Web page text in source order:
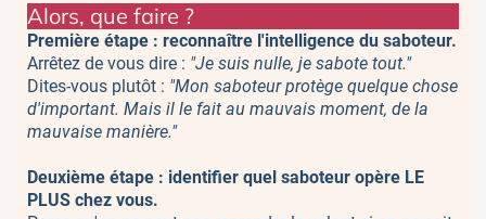
Alors, que faire ?
Première étape : reconnaître l'intelligence du saboteur.
Arrêtez de vous dire : "Je suis nulle, je sabote tout."
Dites-vous plutôt : "Mon saboteur protège quelque chose
d'important. Mais il le fait au mauvais moment, de la
mauvaise manière."
Deuxième étape : identifier quel saboteur opère LE
PLUS chez vous.